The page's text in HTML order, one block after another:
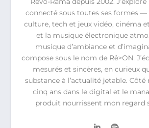
connecté sous toutes ses formes —
culture, tech et jeux vidéo, cinéma
et la musique électronique
musique d’ambiance et
compose sous le nom de Rê>ON.
mesurés et sincères, en curieux
substance à l’actualité jetable.
cinq ans dans le digital et le
produit nourrissent mon regard